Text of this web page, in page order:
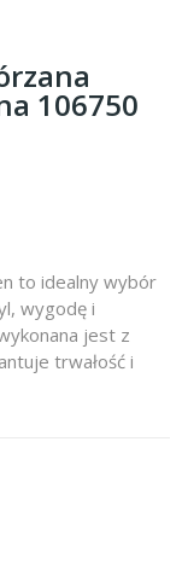
106750
to idealny wybór
wygodę i
jest z
trwałość i